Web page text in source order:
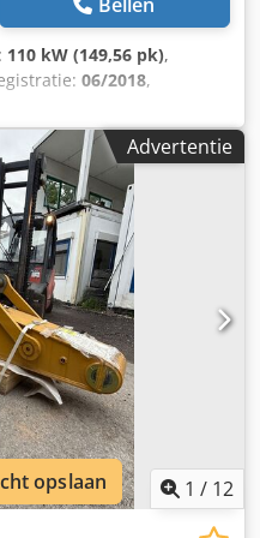
110 kW (149,56 pk),
06/2018,
kW – 1 x bak – leidingen
– steunplaat – 2 x
kg – = Meer informatie
Leeggewicht: 17.930 kg
ja Neem contact op
=
tussen Antwerpen
in de buurt van de
van maandag tot
uur tot 19.00 uur.
Advertentie
1 / 12
opslaan